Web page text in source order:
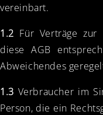
vereinbart.
1.2 Für Verträge zur
diese AGB
Abweichendes
1.3 Verbraucher im
Person, die ein